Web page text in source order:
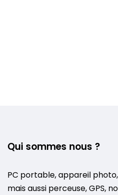
Qui sommes nous ?
PC portable, appareil
mais aussi perceuse, GPS,